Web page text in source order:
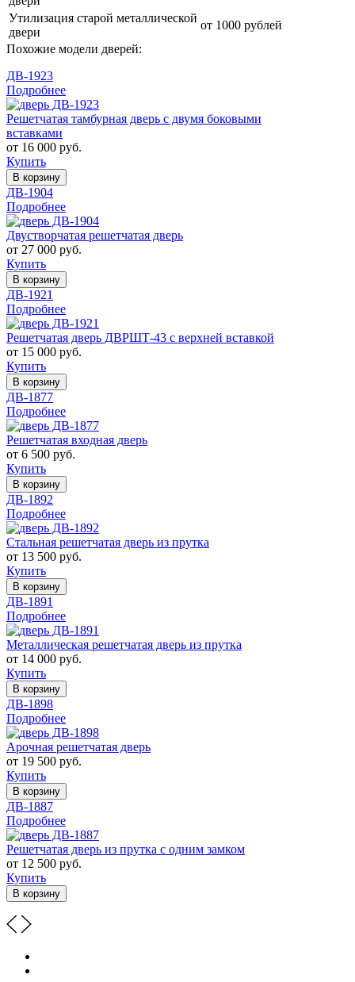
Утилизация старой металлической
двери
от 1000 рублей
Похожие модели дверей:
ДВ-1923
Подробнее
Решетчатая тамбурная дверь с двумя боковыми
вставками
от 16 000 руб.
Купить
В корзину
ДВ-1904
Подробнее
Двустворчатая решетчатая дверь
от 27 000 руб.
Купить
В корзину
ДВ-1921
Подробнее
Решетчатая дверь ДВРШТ-43 с верхней вставкой
от 15 000 руб.
Купить
В корзину
ДВ-1877
Подробнее
Решетчатая входная дверь
от 6 500 руб.
Купить
В корзину
ДВ-1892
Подробнее
Стальная решетчатая дверь из прутка
от 13 500 руб.
Купить
В корзину
ДВ-1891
Подробнее
Металлическая решетчатая дверь из прутка
от 14 000 руб.
Купить
В корзину
ДВ-1898
Подробнее
Арочная решетчатая дверь
от 19 500 руб.
Купить
В корзину
ДВ-1887
Подробнее
Решетчатая дверь из прутка с одним замком
от 12 500 руб.
Купить
В корзину